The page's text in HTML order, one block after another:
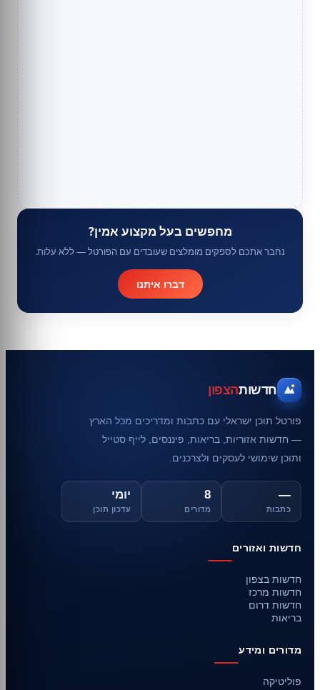
מחפשים בעל מקצוע אמין?
נחבר אתכם לספקים מומלצים שעובדים עם הפורטל — ללא עלות.
דברו איתנו
חדשותהצפון
פורטל תוכן ישראלי עם כתבות ומדריכים מכל הארץ
— חדשות אזוריות, בריאות, פיננסים, לייף סטייל
ותוכן שימושי לעסקים ולצרכנים.
—
כתבות
8
מדורים
יומי
עדכון תוכן
חדשות ואזורים
חדשות בצפון
חדשות מרכז
חדשות דרום
בריאות
מדורים ומידע
פוליטיקה